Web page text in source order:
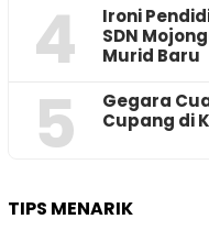
4
Ironi
SDN
Murid Baru
5
‎Gegara
Cupang di
TIPS MENARIK